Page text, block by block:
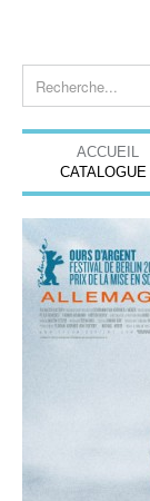
ACCUEIL
CATALOGUE